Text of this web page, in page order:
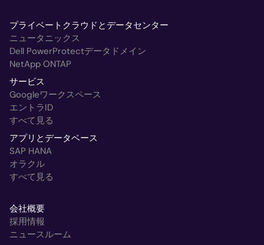
プライベートクラウドとデータセンター
ニュータニックス
Dell PowerProtectデータドメイン
NetApp ONTAP
サービス
Googleワークスペース
エントラID
すべて見る
アプリとデータベース
SAP HANA
オラクル
すべて見る
会社概要
採用情報
ニュースルーム